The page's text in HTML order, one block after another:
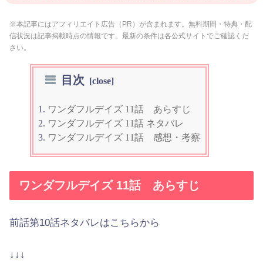
※本記事にはアフィリエイト広告（PR）が含まれます。無料期間・特典・配
信状況は記事掲載時点の情報です。最新の条件は各公式サイトでご確認くだ
さい。
目次
ワンダフルデイズ 11話 あらすじ
ワンダフルデイズ 11話 ネタバレ
ワンダフルデイズ 11話 感想・考察
ワンダフルデイズ 11話 あらすじ
前話第10話ネタバレはこちらから
↓↓↓